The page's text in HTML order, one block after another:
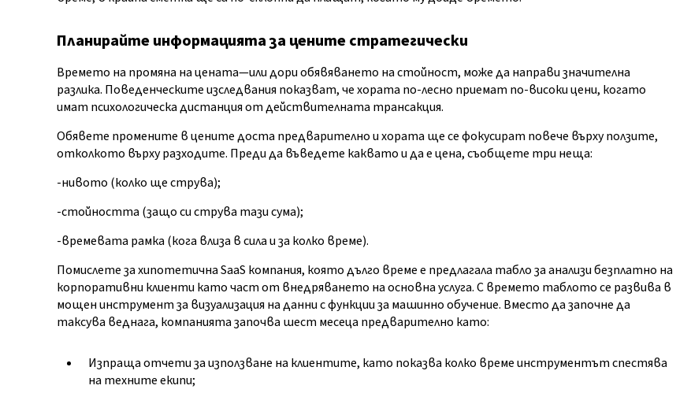
Планирайте информацията за цените стратегически
Времето на промяна на цената—или дори обявяването на стойност, може да направи значителна
разлика. Поведенческите изследвания показват, че хората по-лесно приемат по-високи цени, когато
имат психологическа дистанция от действителната трансакция.
Обявете промените в цените доста предварително и хората ще се фокусират повече върху ползите,
отколкото върху разходите. Преди да въведете каквато и да е цена, съобщете три неща:
-нивото (колко ще струва);
-стойността (защо си струва тази сума);
-времевата рамка (кога влиза в сила и за колко време).
Помислете за хипотетична SaaS компания, която дълго време е предлагала табло за анализи безплатно на
корпоративни клиенти като част от внедряването на основна услуга. С времето таблото се развива в
мощен инструмент за визуализация на данни с функции за машинно обучение. Вместо да започне да
таксува веднага, компанията започва шест месеца предварително като:
Изпраща отчети за използване на клиентите, като показва колко време инструментът спестява
на техните екипи;